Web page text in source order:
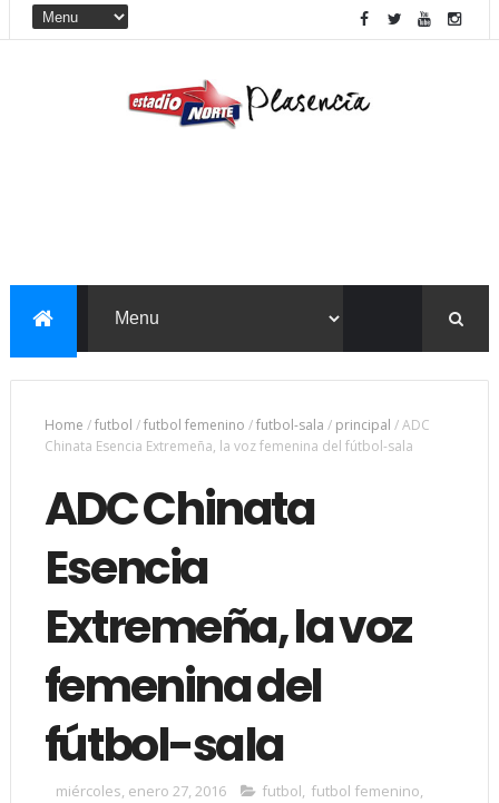
Home /futbol /futbol femenino /futbol-sala / principal /ADC
Chinata Esencia Extremeña, la voz femenina del fútbol-sala
ADC Chinata
Esencia
Extremeña, la voz
femenina del
fútbol-sala
miércoles, enero 27, 2016 futbol, futbol femenino,